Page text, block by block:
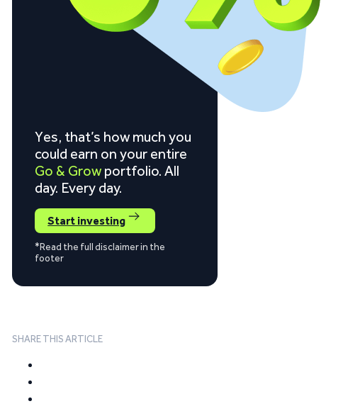
Yes, that’s how much you
could earn on your entire
Go & Grow portfolio. All
day. Every day.
Start investing
*Read the full disclaimer in the
footer
SHARE THIS ARTICLE